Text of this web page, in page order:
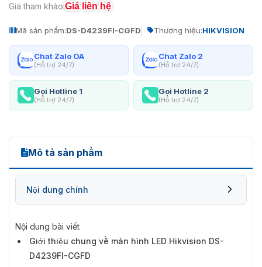
Giá tham khảo:Giá liên hệ
Mã sản phẩm:DS-D4239FI-CGFD Thương hiệu:HIKVISION
Chat Zalo OA
(Hỗ trợ 24/7)
Chat Zalo 2
(Hỗ trợ 24/7)
Gọi Hotline 1
(Hỗ trợ 24/7)
Gọi Hotline 2
(Hỗ trợ 24/7)
Mô tả sản phẩm
Nội dung chính
Nội dung bài viết
Giới thiệu chung về màn hình LED Hikvision DS-
D4239FI-CGFD